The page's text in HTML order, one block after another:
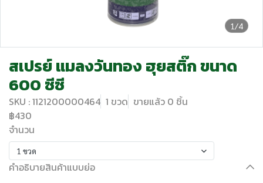
1/4
สเปรย์ แมลงวันทอง ฮุยสติ๊ก ขนาด
600 ซีซี
SKU : 1121200000464 1 ขวด ขายแล้ว 0 ชิ้น
฿430
จำนวน
1 ขวด
คำอธิบายสินค้าแบบย่อ